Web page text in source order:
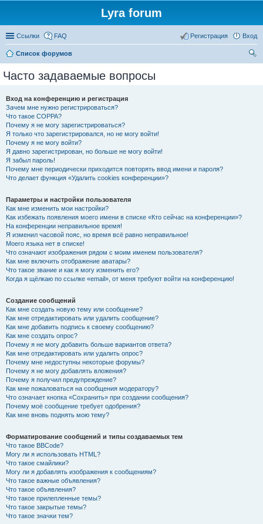
Lyra forum
Ссылки FAQ Вход
Регистрация
Список форумов
Часто задаваемые вопросы
Вход на конференцию и регистрация
Зачем мне нужно регистрироваться?
Что такое COPPA?
Почему я не могу зарегистрироваться?
Я только что зарегистрировался, но не могу войти!
Почему я не могу войти?
Я давно зарегистрирован, но больше не могу войти!
Я забыл пароль!
Почему мне периодически приходится повторять ввод имени и пароля?
Что делает функция «Удалить cookies конференции»?
Параметры и настройки пользователя
Как мне изменить мои настройки?
Как избежать появления моего имени в списке «Кто сейчас на конференции»?
На конференции неправильное время!
Я изменил часовой пояс, но время всё равно неправильное!
Моего языка нет в списке!
Что означают изображения рядом с моим именем пользователя?
Как мне включить отображение аватары?
Что такое звание и как я могу изменить его?
Когда я щёлкаю по ссылке «email», от меня требуют войти на конференцию!
Создание сообщений
Как мне создать новую тему или сообщение?
Как мне отредактировать или удалить сообщение?
Как мне добавить подпись к своему сообщению?
Как мне создать опрос?
Почему я не могу добавить больше вариантов ответа?
Как мне отредактировать или удалить опрос?
Почему мне недоступны некоторые форумы?
Почему я не могу добавлять вложения?
Почему я получил предупреждение?
Как мне пожаловаться на сообщения модератору?
Что означает кнопка «Сохранить» при создании сообщения?
Почему моё сообщение требует одобрения?
Как мне вновь поднять мою тему?
Форматирование сообщений и типы создаваемых тем
Что такое BBCode?
Могу ли я использовать HTML?
Что такое смайлики?
Могу ли я добавлять изображения к сообщениям?
Что такое важные объявления?
Что такое объявления?
Что такое прилепленные темы?
Что такое закрытые темы?
Что такое значки тем?